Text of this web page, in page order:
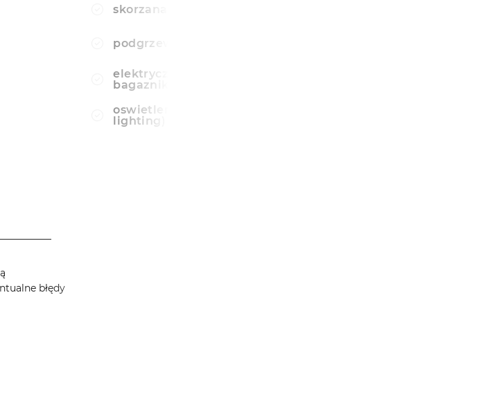
błędy
skorzana kierownica
podgrzewana kierownica
elektrycznie sterowana klapa
bagaznika
oswietlenie wnetrza (ambient
lighting)